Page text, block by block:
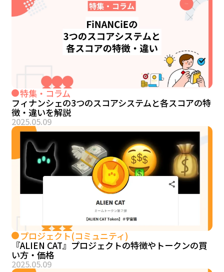
特集・コラム
フィナンシェの3つのスコアシステムと各スコアの特
徴・違いを解説
2025.05.09
プロジェクト(コミュニティ)
『ALIEN CAT』プロジェクトの特徴やトークンの買
い方・価格
2025.05.09